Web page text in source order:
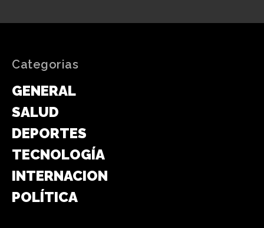
Categorias
GENERAL
SALUD
DEPORTES
TECNOLOGÍA
INTERNACIONAL
POLÍTICA